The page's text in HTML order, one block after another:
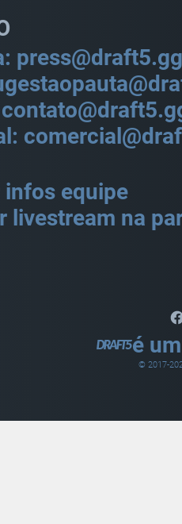
press@draft5.gg
equipe
livestream na
é
© 2017-